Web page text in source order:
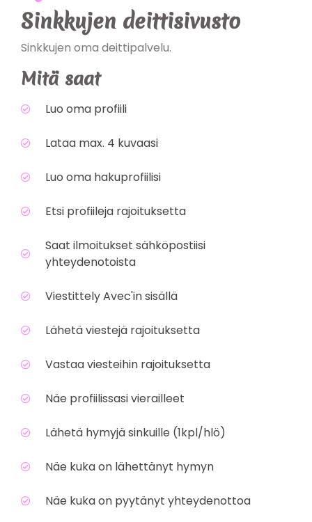
Sinkkujen deittisivusto
Sinkkujen oma deittipalvelu.
Mitä saat
Luo oma profiili
Lataa max. 4 kuvaasi
Luo oma hakuprofiilisi
Etsi profiileja rajoituksetta
Saat ilmoitukset sähköpostiisi
yhteydenotoista
Viestittely Avec'in sisällä
Lähetä viestejä rajoituksetta
Vastaa viesteihin rajoituksetta
Näe profiilissasi vierailleet
Lähetä hymyjä sinkuille (1kpl/hlö)
Näe kuka on lähettänyt hymyn
Näe kuka on pyytänyt yhteydenottoa